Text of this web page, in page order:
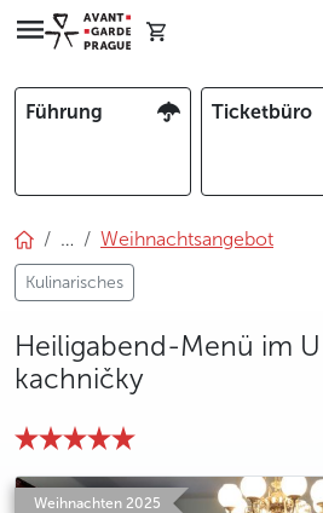
Führung Ticketbüro
… Weihnachtsangebot
Kulinarisches
Heiligabend-Menü im
kachničky
Weihnachten 2025
photo 5
photo 6
photo 7